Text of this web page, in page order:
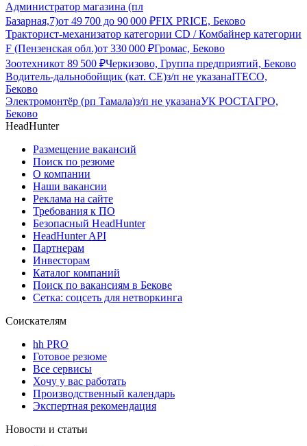
Администратор магазина (пл
Базарная,7)от 49 700 до 90 000 ₽FIX PRICE, Беково
Тракторист-механизатор категории CD / Комбайнер категории
F (Пензенская обл.)от 330 000 ₽Громас, Беково
Зоотехникот 89 500 ₽Черкизово, Группа предприятий, Беково
Водитель-дальнобойщик (кат. CE)з/п не указанаITECO,
Беково
Электромонтёр (рп Тамала)з/п не указанаУК РОСТАГРО,
Беково
HeadHunter
Размещение вакансий
Поиск по резюме
О компании
Наши вакансии
Реклама на сайте
Требования к ПО
Безопасный HeadHunter
HeadHunter API
Партнерам
Инвесторам
Каталог компаний
Поиск по вакансиям в Бекове
Сетка: соцсеть для нетворкинга
Соискателям
hh PRO
Готовое резюме
Все сервисы
Хочу у вас работать
Производственный календарь
Экспертная рекомендация
Новости и статьи